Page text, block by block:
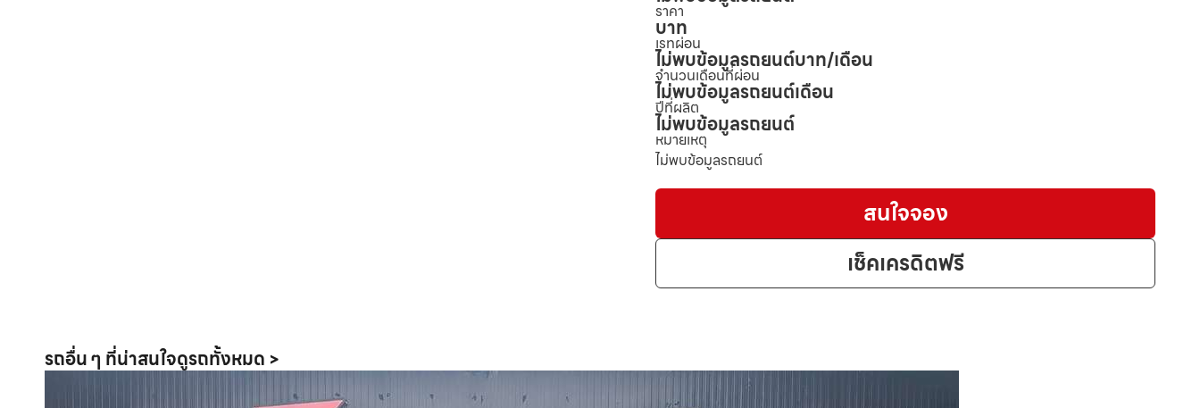
ราคา
บาท
เรทผ่อน
ไม่พบข้อมูลรถยนต์บาท/เดือน
จำนวนเดือนที่ผ่อน
ไม่พบข้อมูลรถยนต์เดือน
ปีที่ผลิต
ไม่พบข้อมูลรถยนต์
หมายเหตุ
ไม่พบข้อมูลรถยนต์
สนใจจอง
เช็คเครดิตฟรี
รถอื่น ๆ ที่น่าสนใจดูรถทั้งหมด >